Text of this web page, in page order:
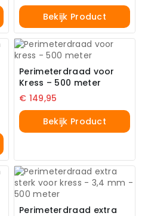
Bekijk Product
Perimeterdraad voor
Kress – 500 meter
€ 149,95
Bekijk Product
Perimeterdraad extra